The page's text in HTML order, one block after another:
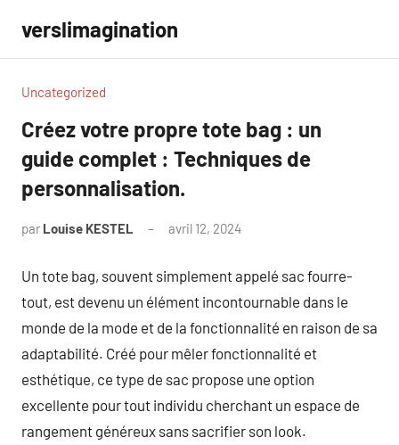
contenu
verslimagination
Uncategorized
Créez votre propre tote bag : un
guide complet : Techniques de
personnalisation.
par Louise KESTEL avril 12, 2024
Un tote bag, souvent simplement appelé sac fourre-
tout, est devenu un élément incontournable dans le
monde de la mode et de la fonctionnalité en raison de sa
adaptabilité. Créé pour mêler fonctionnalité et
esthétique, ce type de sac propose une option
excellente pour tout individu cherchant un espace de
rangement généreux sans sacrifier son look.